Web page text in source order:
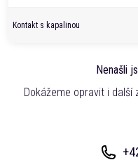
Kontakt s kapalinou
Nenašli
Dokážeme opravit i další